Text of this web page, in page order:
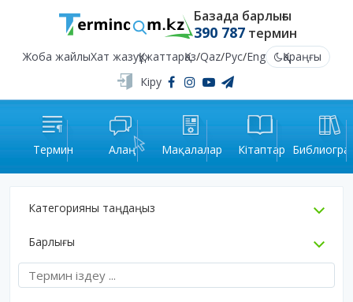
Базада барлығы
390 787термин
Жоба жайлыХат жазуҚұжаттарҚаз/Qaz/Рус/Eng
Қараңғы
Кіру
Термин Алаң Мақалалар Кітаптар
Категорияны таңдаңыз
Барлығы